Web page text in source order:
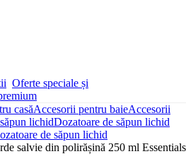
Oferte speciale și
casăAccesorii pentru baieAccesorii
lichidDozatoare de săpun lichid
de săpun lichid